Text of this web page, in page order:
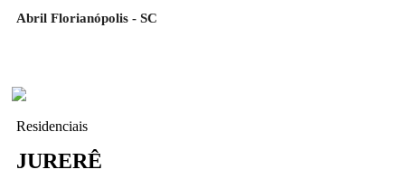
Abril Florianópolis - SC
Residenciais
JURERÊ